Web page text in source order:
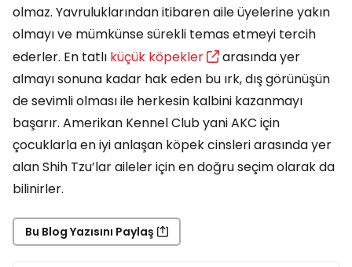
olmaz. Yavruluklarından itibaren aile üyelerine yakın
olmayı ve mümkünse sürekli temas etmeyi tercih
ederler. En tatlı küçük köpekler
arasında yer
almayı sonuna kadar hak eden bu ırk, dış görünüşün
de sevimli olması ile herkesin kalbini kazanmayı
başarır. Amerikan Kennel Club yani AKC için
çocuklarla en iyi anlaşan köpek cinsleri arasında yer
alan Shih Tzu’lar aileler için en doğru seçim olarak da
bilinirler.
Bu Blog Yazısını Paylaş